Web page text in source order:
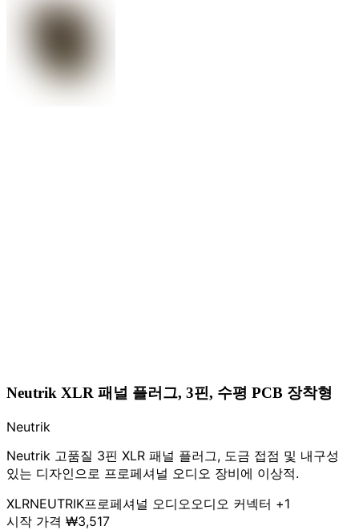
Neutrik XLR 패널 플러그, 3핀, 수평 PCB 장착형
Neutrik
Neutrik 고품질 3핀 XLR 패널 플러그, 도금 접점 및 내구성
있는 디자인으로 프로페셔널 오디오 장비에 이상적.
XLRNEUTRIK프로페셔널 오디오 오디오 커넥터 +1
시작 가격 ₩3,517